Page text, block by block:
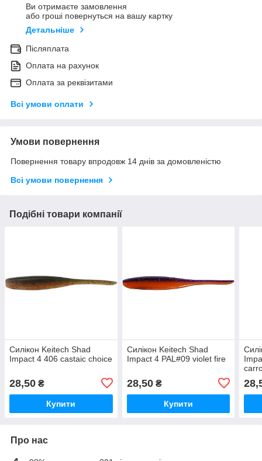
Ви отримаєте замовлення
або гроші повернуться на вашу картку
Детальніше
Післяплата
Оплата на рахунок
Оплата за реквізитами
Всі умови оплати
Умови повернення
Повернення товару впродовж 14 днів за домовленістю
Всі умови повернення
Подібні товари компанії
Силікон Keitech Shad
Impact 4 406 castaic choice
28,50 ₴
Купити
Силікон Keitech Shad
Impact 4 PAL#09 violet fire
28,50₴
Купити
Про нас